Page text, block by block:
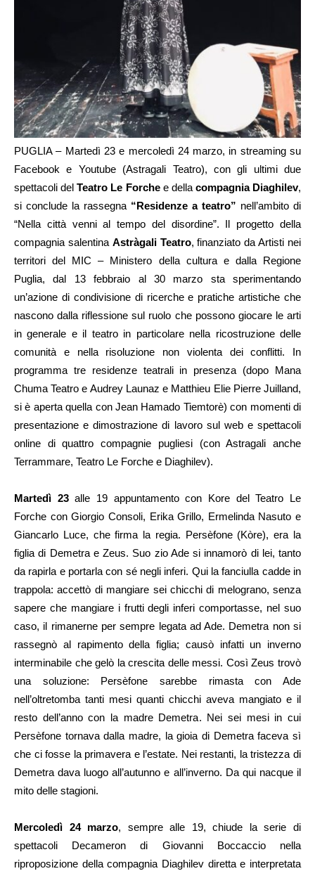
PUGLIA – Martedì 23 e mercoledì 24 marzo, in streaming su
Facebook e Youtube (Astragali Teatro), con gli ultimi due
spettacoli delTeatro Le Forchee della compagnia Diaghilev,
si conclude la rassegna “Residenze a teatro” nell’ambito di
“Nella città venni al tempo del disordine”. Il progetto della
compagnia salentina Astràgali Teatro, finanziato da Artisti nei
territori del MIC – Ministero della cultura e dalla Regione
Puglia, dal 13 febbraio al 30 marzo sta sperimentando
un’azione di condivisione di ricerche e pratiche artistiche che
nascono dalla riflessione sul ruolo che possono giocare le arti
in generale e il teatro in particolare nella ricostruzione delle
comunità e nella risoluzione non violenta dei conflitti. In
programma tre residenze teatrali in presenza (dopo Mana
Chuma Teatro e Audrey Launaz e Matthieu Elie Pierre Juilland,
si è aperta quella con Jean Hamado Tiemtorè) con momenti di
presentazione e dimostrazione di lavoro sul web e spettacoli
online di quattro compagnie pugliesi (con Astragali anche
Terrammare, Teatro Le Forche e Diaghilev).
Martedì 23alle 19 appuntamento con Kore del Teatro Le
Forche con Giorgio Consoli, Erika Grillo, Ermelinda Nasuto e
Giancarlo Luce, che firma la regia. Persèfone (Kòre), era la
figlia di Demetra e Zeus. Suo zio Ade si innamorò di lei, tanto
da rapirla e portarla con sé negli inferi. Qui la fanciulla cadde in
trappola: accettò di mangiare sei chicchi di melograno, senza
sapere che mangiare i frutti degli inferi comportasse, nel suo
caso, il rimanerne per sempre legata ad Ade. Demetra non si
rassegnò al rapimento della figlia; causò infatti un inverno
interminabile che gelò la crescita delle messi. Così Zeus trovò
una soluzione: Persèfone sarebbe rimasta con Ade
nell’oltretomba tanti mesi quanti chicchi aveva mangiato e il
resto dell’anno con la madre Demetra. Nei sei mesi in cui
Persèfone tornava dalla madre, la gioia di Demetra faceva sì
che ci fosse la primavera e l’estate. Nei restanti, la tristezza di
Demetra dava luogo all’autunno e all’inverno. Da qui nacque il
mito delle stagioni.
Mercoledì 24 marzo, sempre alle 19, chiude la serie di
spettacoli Decameron di Giovanni Boccaccio nella
riproposizione della compagnia Diaghilev diretta e interpretata